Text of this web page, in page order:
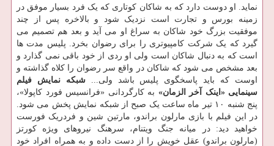
نماید. او دوست دارد که به شاکان کوتاری که یک فرد بسیار موفق در
زمینه بورس و تجارت است نزدیک شود و بالاخره پس از چند
موفقیت بزرگ خود شاکان به سراغ او می آید و بعد هم تصمیم می
گیرد که یک شرکت کامپیوتری را برای رضوان بخرد. پلیس مدت ها
است که به دنبال شاکان است ولی او ردی از خود باقی نمی گذارد و
بعد مشخص می شود که شاکان در واقع سر رضوان را کلاه گذاشته و
اوست که باید پاسخگوی پلیس باشد ولی...شبکه نمایش
فیلم
سینمایی «اینک آخر الزمان» به کارگردانی «فرانسیس فورد کاپولا»،
پنج شنبه ۱۰ تیر ماه ساعت یک صبح از شبکه نمایش پخش می شود.
در این فیلم با بازی مارلون براندو، مارتین شین و فردریک فورست
خواهید دید: در میانه جنگ ویتنام، سرهنگ نیروهای ویژه کورتز
(مارلون براندو) عقل خویش را از دست داده و به همراه افراد خود